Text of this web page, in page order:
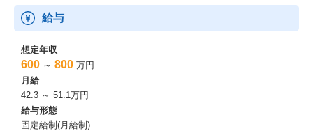
給与
想定年収
600 ～ 800 万円
月給
42.3 ～ 51.1万円
給与形態
固定給制(月給制)